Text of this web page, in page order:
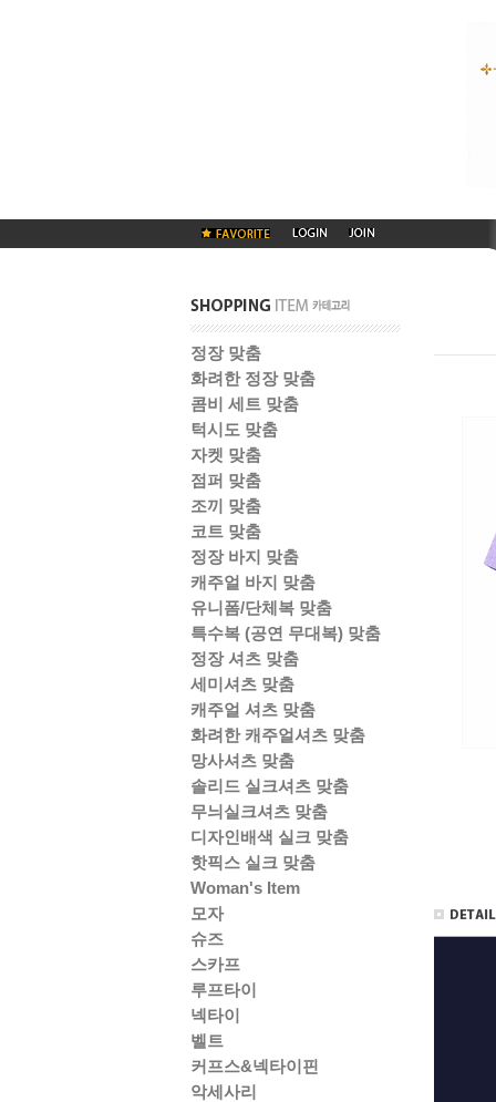
정장 맞춤
화려한 정장 맞춤
콤비 세트 맞춤
턱시도 맞춤
자켓 맞춤
점퍼 맞춤
조끼 맞춤
코트 맞춤
정장 바지 맞춤
캐주얼 바지 맞춤
유니폼/단체복 맞춤
특수복 (공연 무대복) 맞춤
정장 셔츠 맞춤
세미셔츠 맞춤
캐주얼 셔츠 맞춤
화려한 캐주얼셔츠 맞춤
망사셔츠 맞춤
솔리드 실크셔츠 맞춤
무늬실크셔츠 맞춤
디자인배색 실크 맞춤
핫픽스 실크 맞춤
Woman's Item
모자
슈즈
스카프
루프타이
넥타이
벨트
커프스&넥타이핀
악세사리